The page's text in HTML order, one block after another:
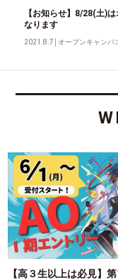
【お知らせ】8/28(土)
なります
2021.8.7 オープンキャンパ
【高３生以上は必見】